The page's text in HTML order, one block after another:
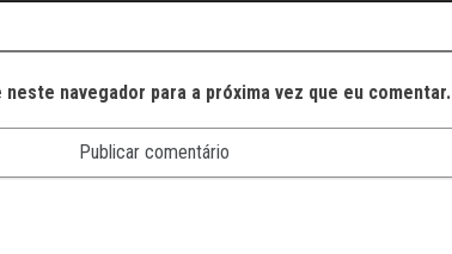
navegador para a próxima vez que eu comentar.